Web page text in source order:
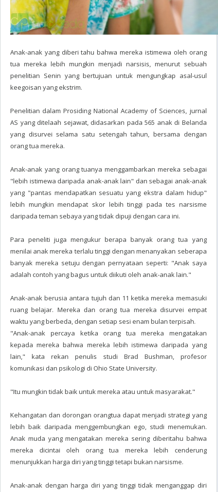
Anak-anak yang diberi tahu bahwa mereka istimewa oleh orang
tua mereka lebih mungkin menjadi narsisis, menurut sebuah
penelitian Senin yang bertujuan untuk mengungkap asal-usul
keegoisan yang ekstrim.
Penelitian dalam Prosiding National Academy of Sciences, jurnal
AS yang ditelaah sejawat, didasarkan pada 565 anak di Belanda
yang disurvei selama satu setengah tahun, bersama dengan
orang tua mereka.
Anak-anak yang orang tuanya menggambarkan mereka sebagai
"lebih istimewa daripada anak-anak lain" dan sebagai anak-anak
yang "pantas mendapatkan sesuatu yang ekstra dalam hidup"
lebih mungkin mendapat skor lebih tinggi pada tes narsisme
daripada teman sebaya yang tidak dipuji dengan cara ini.
Para peneliti juga mengukur berapa banyak orang tua yang
menilai anak mereka terlalu tinggi dengan menanyakan seberapa
banyak mereka setuju dengan pernyataan seperti: "Anak saya
adalah contoh yang bagus untuk diikuti oleh anak-anak lain."
Anak-anak berusia antara tujuh dan 11 ketika mereka memasuki
ruang belajar. Mereka dan orang tua mereka disurvei empat
waktu yang berbeda, dengan setiap sesi enam bulan terpisah.
"Anak-anak percaya ketika orang tua mereka mengatakan
kepada mereka bahwa mereka lebih istimewa daripada yang
lain," kata rekan penulis studi Brad Bushman, profesor
komunikasi dan psikologi di Ohio State University.
"Itu mungkin tidak baik untuk mereka atau untuk masyarakat."
Kehangatan dan dorongan orangtua dapat menjadi strategi yang
lebih baik daripada menggembungkan ego, studi menemukan.
Anak muda yang mengatakan mereka sering diberitahu bahwa
mereka dicintai oleh orang tua mereka lebih cenderung
menunjukkan harga diri yang tinggi tetapi bukan narsisme.
Anak-anak dengan harga diri yang tinggi tidak menganggap diri